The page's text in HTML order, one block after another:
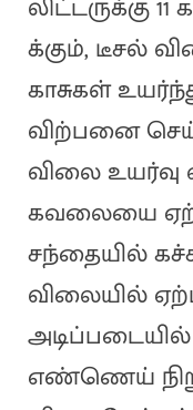
லிட்டருக்கு 11
க்கும், டீசல்
காசுகள்
விற்பனை
விலை
கவலையை
சந்தையில்
விலையில்
எண்ணெய்